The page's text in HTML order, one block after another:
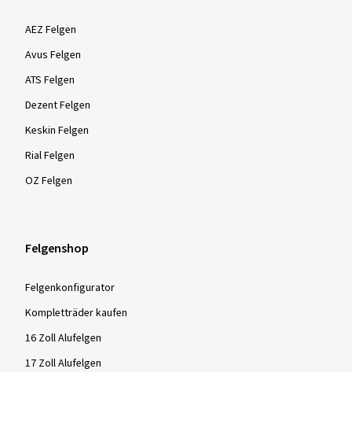
AEZ Felgen
Avus Felgen
ATS Felgen
Dezent Felgen
Keskin Felgen
Rial Felgen
OZ Felgen
Felgenshop
Felgenkonfigurator
Kompletträder kaufen
16 Zoll Alufelgen
17 Zoll Alufelgen